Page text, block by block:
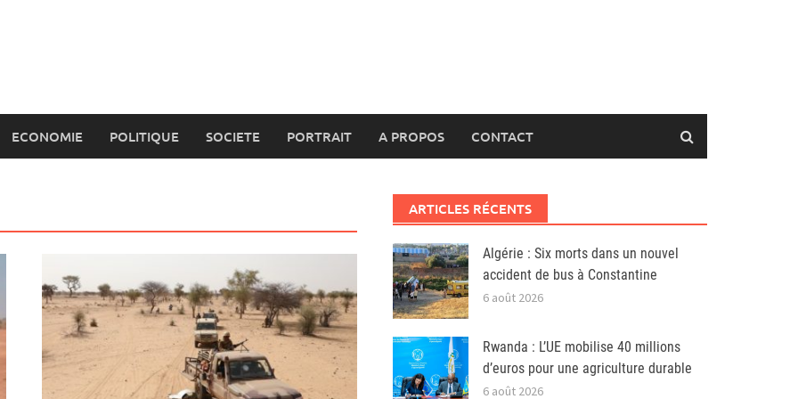
ECONOMIE POLITIQUE SOCIETE PORTRAIT A PROPOS CONTACT
ARTICLES RÉCENTS
Algérie : Six morts dans un nouvel
accident de bus à Constantine
6 août 2026
Rwanda : L’UE mobilise 40 millions
d’euros pour une agriculture durable
6 août 2026